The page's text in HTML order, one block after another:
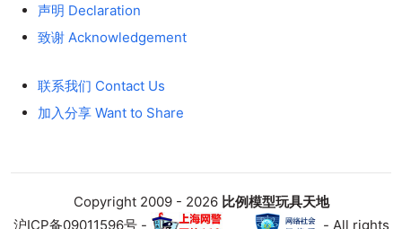
声明 Declaration
致谢 Acknowledgement
联系我们 Contact Us
加入分享 Want to Share
Copyright 2009 - 2026 比例模型玩具天地
沪ICP备09011596号 -
- All rights